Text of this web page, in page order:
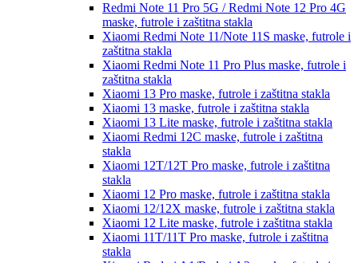
Redmi Note 11 Pro 5G / Redmi Note 12 Pro 4G
maske, futrole i zaštitna stakla
Xiaomi Redmi Note 11/Note 11S maske, futrole i
zaštitna stakla
Xiaomi Redmi Note 11 Pro Plus maske, futrole i
zaštitna stakla
Xiaomi 13 Pro maske, futrole i zaštitna stakla
Xiaomi 13 maske, futrole i zaštitna stakla
Xiaomi 13 Lite maske, futrole i zaštitna stakla
Xiaomi Redmi 12C maske, futrole i zaštitna
stakla
Xiaomi 12T/12T Pro maske, futrole i zaštitna
stakla
Xiaomi 12 Pro maske, futrole i zaštitna stakla
Xiaomi 12/12X maske, futrole i zaštitna stakla
Xiaomi 12 Lite maske, futrole i zaštitna stakla
Xiaomi 11T/11T Pro maske, futrole i zaštitna
stakla